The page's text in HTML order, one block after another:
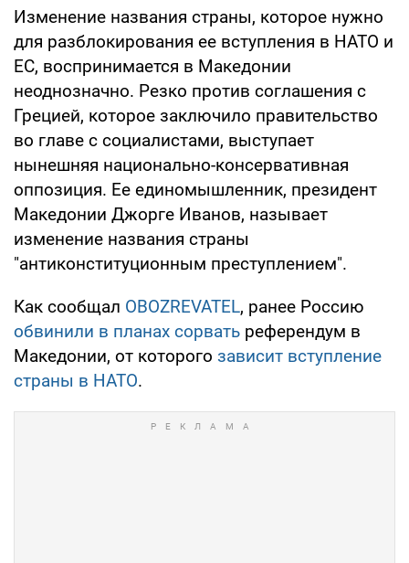
Изменение названия страны, которое нужно
для разблокирования ее вступления в НАТО и
ЕС, воспринимается в Македонии
неоднозначно. Резко против соглашения с
Грецией, которое заключило правительство
во главе с социалистами, выступает
нынешняя национально-консервативная
оппозиция. Ее единомышленник, президент
Македонии Джорге Иванов, называет
изменение названия страны
"антиконституционным преступлением".
Как сообщал OBOZREVATEL, ранее Россию
обвинили в планах сорвать референдум в
Македонии, от которого зависит вступление
страны в НАТО.